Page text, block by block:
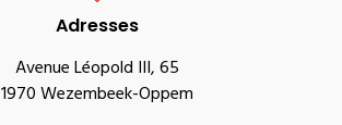
Adresses
Avenue Léopold III, 65
1970 Wezembeek-Oppem